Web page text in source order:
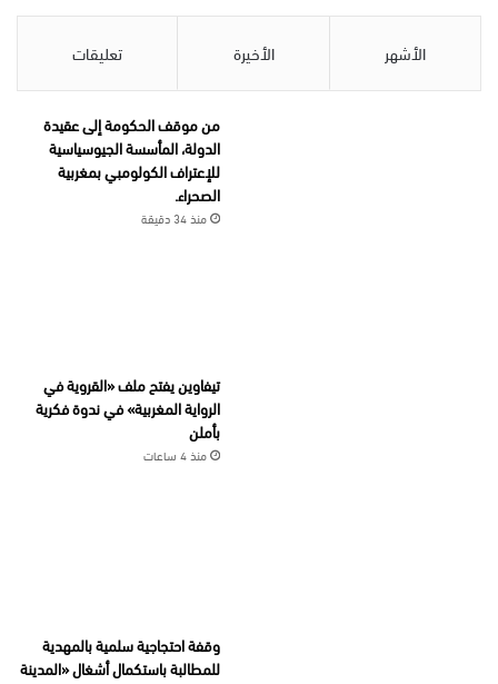
الأشهر الأخيرة تعليقات
من موقف الحكومة إلى عقيدة
الدولة، المأسسة الجيوسياسية
للإعتراف الكولومبي بمغربية
الصحراء.
منذ 34 دقيقة
تيفاوين يفتح ملف «القروية في
الرواية المغربية» في ندوة فكرية
بأملن
منذ 4 ساعات
وقفة احتجاجية سلمية بالمهدية
للمطالبة باستكمال أشغال «المدينة